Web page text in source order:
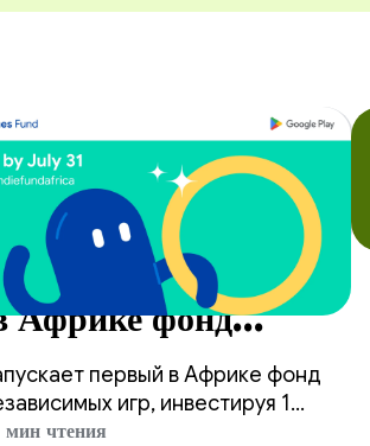
запускает
Африке фонд
независимых
игр.
первый в Африке фонд
игр, инвестируя 1
в развитие 10 независимых
мин чтения